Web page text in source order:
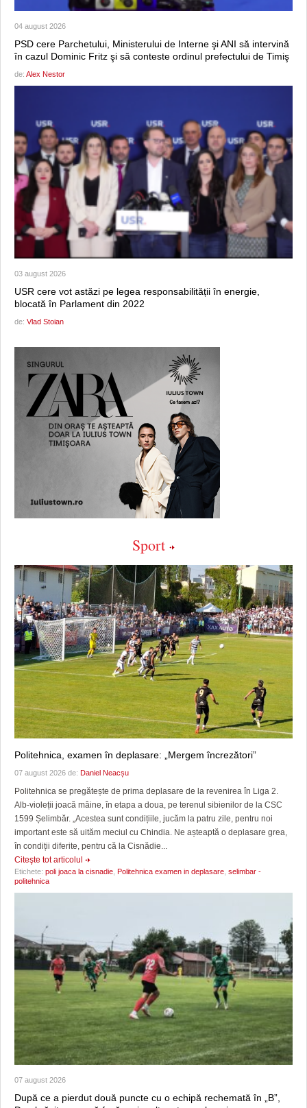
04 august 2026
PSD cere Parchetului, Ministerului de Interne şi ANI să intervină
în cazul Dominic Fritz şi să conteste ordinul prefectului de Timiş
de: Alex Nestor
03 august 2026
USR cere vot astăzi pe legea responsabilității în energie,
blocată în Parlament din 2022
de: Vlad Stoian
Sport
Politehnica, examen în deplasare: „Mergem încrezători”
07 august 2026 de: Daniel Neacșu
Politehnica se pregătește de prima deplasare de la revenirea în Liga 2.
Alb-violeții joacă mâine, în etapa a doua, pe terenul sibienilor de la CSC
1599 Șelimbăr. „Acestea sunt condițiile, jucăm la patru zile, pentru noi
important este să uităm meciul cu Chindia. Ne așteaptă o deplasare grea,
în condiții diferite, pentru că la Cisnădie...
Citeşte tot articolul
Etichete: poli joaca la cisnadie Politehnica examen in deplasare selimbar -
politehnica
07 august 2026
După ce a pierdut două puncte cu o echipă rechemată în „B”,